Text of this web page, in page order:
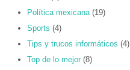
Política mexicana(19)
Sports (4)
Tips y trucos informáticos (4)
Top de lo mejor (8)